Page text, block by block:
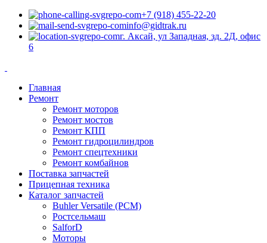
+7 (918) 455-22-20
info@gidtrak.ru
г. Аксай, ул Западная, зд. 2Д, офис
6
Главная
Ремонт
Ремонт моторов
Ремонт мостов
Ремонт КПП
Ремонт гидроцилиндров
Ремонт спецтехники
Ремонт комбайнов
Поставка запчастей
Прицепная техника
Каталог запчастей
Buhler Versatile (РСМ)
Ростсельмаш
SalforD
Моторы